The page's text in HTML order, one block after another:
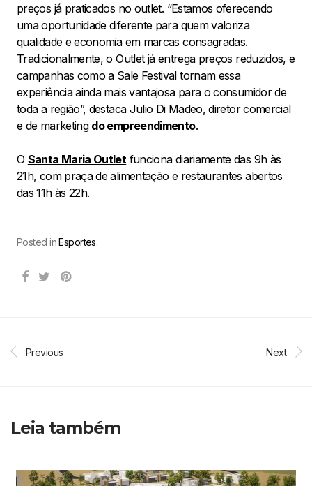
preços já praticados no outlet. “Estamos oferecendo
uma oportunidade diferente para quem valoriza
qualidade e economia em marcas consagradas.
Tradicionalmente, o Outlet já entrega preços reduzidos, e
campanhas como a Sale Festival tornam essa
experiência ainda mais vantajosa para o consumidor de
toda a região”, destaca Julio Di Madeo, diretor comercial
e de marketing do empreendimento.
O Santa Maria Outletfunciona diariamente das 9h às
21h, com praça de alimentação e restaurantes abertos
das 11h às 22h.
Posted inEsportes.
Previous Next
Leia também